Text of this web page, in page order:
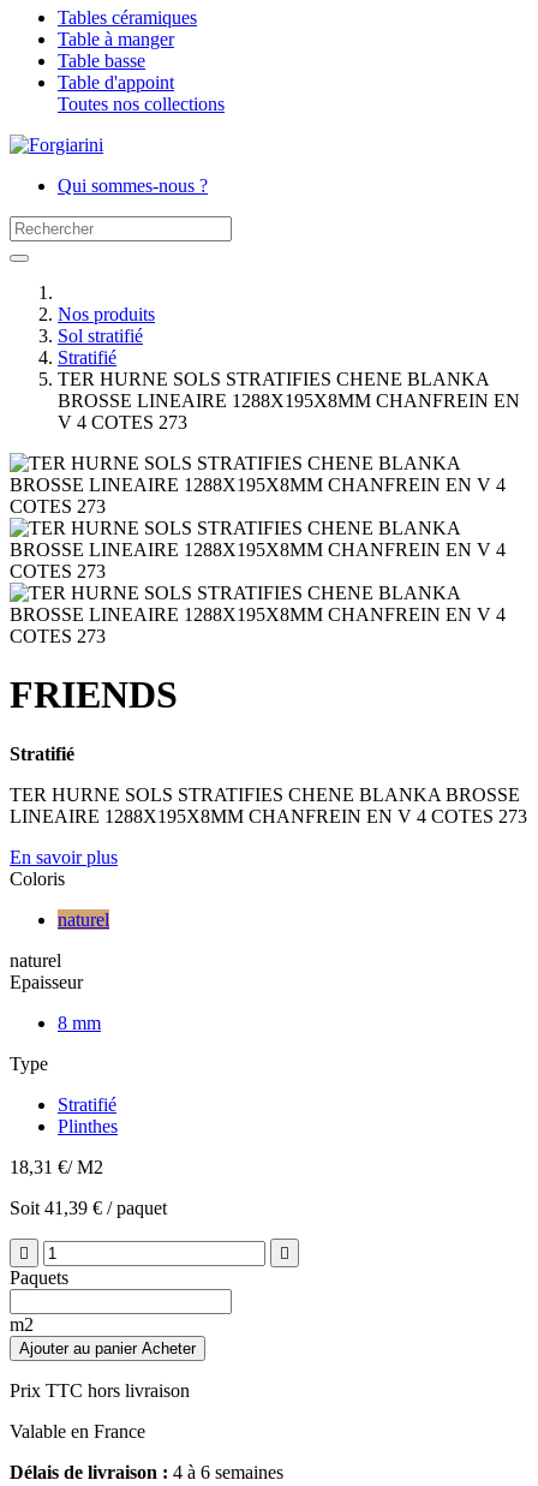
Tables céramiques
Table à manger
Table basse
Table d'appoint
Toutes nos collections
Qui sommes-nous ?
Nos produits
Sol stratifié
Stratifié
TER HURNE SOLS STRATIFIES CHENE BLANKA
BROSSE LINEAIRE 1288X195X8MM CHANFREIN EN
V 4 COTES 273
FRIENDS
Stratifié
TER HURNE SOLS STRATIFIES CHENE BLANKA BROSSE
LINEAIRE 1288X195X8MM CHANFREIN EN V 4 COTES 273
En savoir plus
Coloris
naturel
naturel
Epaisseur
8 mm
Type
Stratifié
Plinthes
18,31 €/ M2
Soit 41,39 € / paquet
 
Paquets
m2
Ajouter au panier Acheter
Prix TTC hors livraison
Valable en France
Délais de livraison : 4 à 6 semaines